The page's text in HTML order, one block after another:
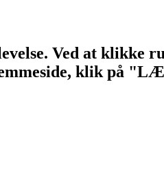
Ved at klikke
klik på